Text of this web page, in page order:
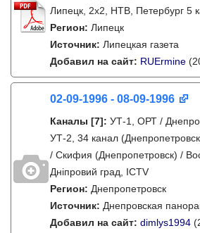
Липецк, 2х2, НТВ, Петербург 5
Регион: Липецк
Источник: Липецкая газета
Добавил на сайт: RUErmine
02-09-1996 - 08-09-1996
Каналы [7]: УТ-1, ОРТ /
УТ-2, 34 канал
/ Скифия (Днепропетровск) /
Дніпровий град, ICTV
Регион: Днепропетровск
Источник: Днепровская
Добавил на сайт: dimlys1994